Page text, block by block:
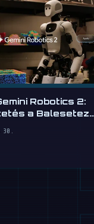
Robotics 2:
a Balesetező